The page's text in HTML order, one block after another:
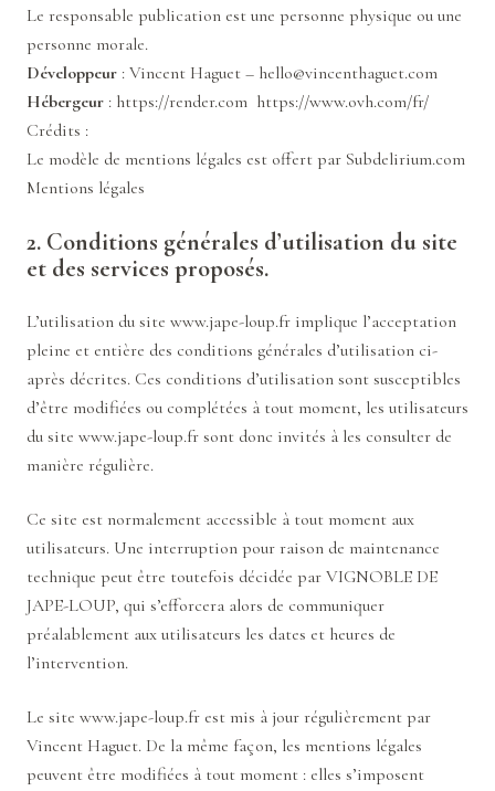
Le responsable publication est une personne physique ou une
personne morale.
Développeur : Vincent Haguet – hello@vincenthaguet.com
Hébergeur : https://render.com https://www.ovh.com/fr/
Crédits :
Le modèle de mentions légales est offert par Subdelirium.com
Mentions légales
2. Conditions générales d’utilisation du site
et des services proposés.
L’utilisation du site www.jape-loup.fr implique l’acceptation
pleine et entière des conditions générales d’utilisation ci-
après décrites. Ces conditions d’utilisation sont susceptibles
d’être modifiées ou complétées à tout moment, les utilisateurs
du site www.jape-loup.fr sont donc invités à les consulter de
manière régulière.
Ce site est normalement accessible à tout moment aux
utilisateurs. Une interruption pour raison de maintenance
technique peut être toutefois décidée par VIGNOBLE DE
JAPE-LOUP, qui s’efforcera alors de communiquer
préalablement aux utilisateurs les dates et heures de
l’intervention.
Le site www.jape-loup.fr est mis à jour régulièrement par
Vincent Haguet. De la même façon, les mentions légales
peuvent être modifiées à tout moment : elles s’imposent